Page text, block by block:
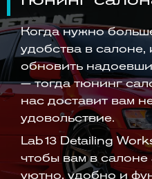
Когда нужно
удобства в салоне,
обновить
— тогда тюнинг
нас доставит вам
удовольствие.
Lab13 Detailing
чтобы вам в
уютно, удобно и